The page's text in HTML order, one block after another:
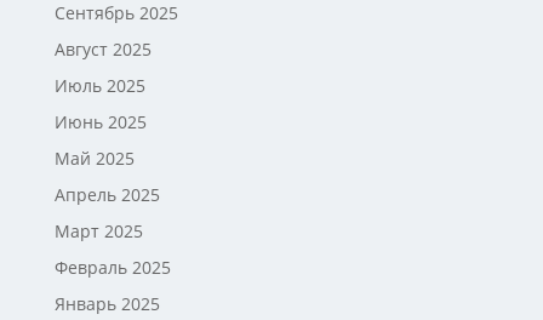
Сентябрь 2025
Август 2025
Июль 2025
Июнь 2025
Май 2025
Апрель 2025
Март 2025
Февраль 2025
Январь 2025